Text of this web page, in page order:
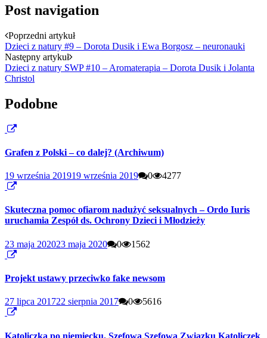
Post navigation
Poprzedni artykuł
Dzieci z natury #9 – Dorota Dusik i Ewa Borgosz – neuronauki
Następny artykuł
Dzieci z natury SWP #10 – Aromaterapia – Dorota Dusik i Jolanta
Christol
Podobne
Grafen z Polski – co dalej? (Archiwum)
19 września 201919 września 2019 0 4277
Skuteczna pomoc ofiarom nadużyć seksualnych – Ordo Iuris
uruchamia Zespół ds. Ochrony Dzieci i Młodzieży
23 maja 202023 maja 2020 0 1562
Projekt ustawy przeciwko fake newsom
27 lipca 201722 sierpnia 2017 0 5616
Katoliczka po niemiecku. Szefowa Szefowa Związku Katoliczek